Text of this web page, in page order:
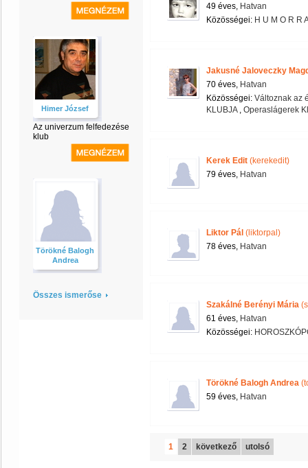
Himer József
Az univerzum felfedezése
klub
Törökné Balogh
Andrea
Összes ismerőse
49 éves, Hatvan
Közösségei: H U M O R R
Jakusné Jaloveczky
70 éves, Hatvan
Közösségei: Változnak az
KLUBJA, Operaslágerek
Kerek Edit (kerekedit)
79 éves, Hatvan
Liktor Pál (liktorpal)
78 éves, Hatvan
Szakálné Berényi Mária
61 éves, Hatvan
Közösségei:
Törökné Balogh Andrea
59 éves, Hatvan
1 2 következő utolsó